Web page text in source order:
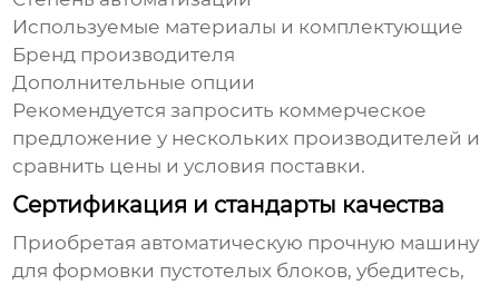
Используемые материалы и комплектующие
Бренд производителя
Дополнительные опции
Рекомендуется запросить коммерческое
предложение у нескольких производителей и
сравнить цены и условия поставки.
Сертификация и стандарты качества
Приобретая автоматическую прочную машину
для формовки пустотелых блоков, убедитесь,